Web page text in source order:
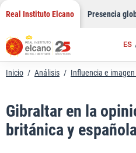
Saltar
contenido
Real Instituto Elcano Presencia
ES
Inicio / Análisis / Influencia e imagen
Gibraltar en la
británica y